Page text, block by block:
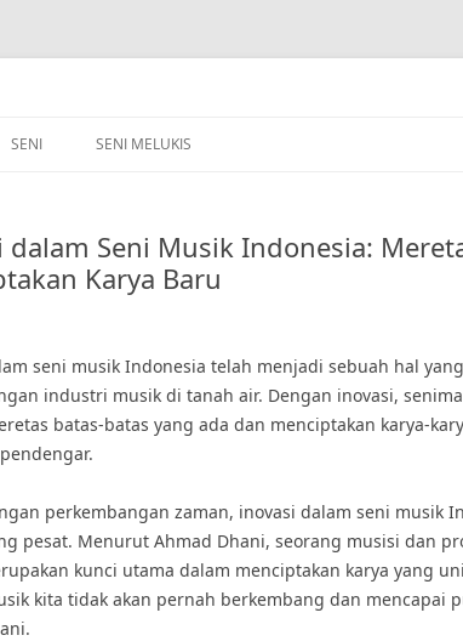
SENI SENI MELUKIS
dalam Seni Musik Indonesia:
Karya Baru
seni musik Indonesia telah menjadi sebuah hal
industri musik di tanah air. Dengan inovasi,
batas-batas yang ada dan menciptakan karya-
perkembangan zaman, inovasi dalam seni musik
pesat. Menurut Ahmad Dhani, seorang musisi dan
kunci utama dalam menciptakan karya yang
kita tidak akan pernah berkembang dan mencapai